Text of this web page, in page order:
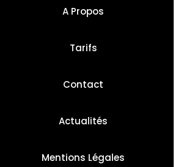
A Propos
Tarifs
Contact
Actualités
Mentions Légales